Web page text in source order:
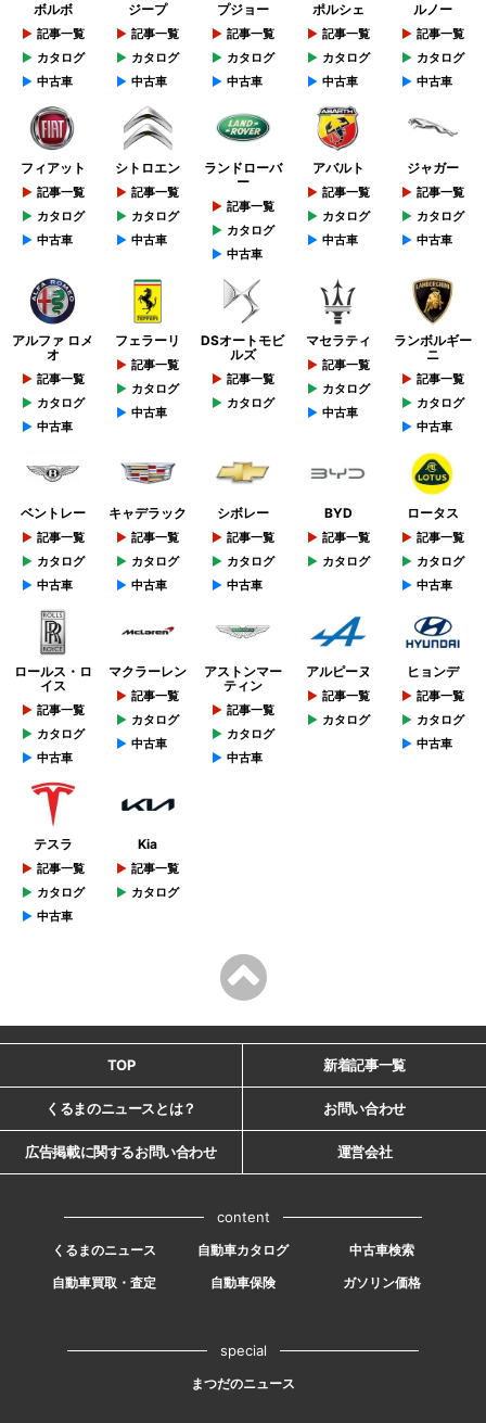
ボルボ
記事一覧
カタログ
中古車
ジープ
記事一覧
カタログ
中古車
プジョー
記事一覧
カタログ
中古車
ポルシェ
記事一覧
カタログ
中古車
ルノー
記事一覧
カタログ
中古車
フィアット
記事一覧
カタログ
中古車
シトロエン
記事一覧
カタログ
中古車
ランドローバ
ー
記事一覧
カタログ
中古車
アバルト
記事一覧
カタログ
中古車
ジャガー
記事一覧
カタログ
中古車
アルファ ロメ
オ
記事一覧
カタログ
中古車
フェラーリ
記事一覧
カタログ
中古車
DSオートモビ
ルズ
記事一覧
カタログ
マセラティ
記事一覧
カタログ
中古車
ランボルギー
ニ
記事一覧
カタログ
中古車
ベントレー
記事一覧
カタログ
中古車
キャデラック
記事一覧
カタログ
中古車
シボレー
記事一覧
カタログ
中古車
BYD
記事一覧
カタログ
ロータス
記事一覧
カタログ
中古車
ロールス・ロ
イス
記事一覧
カタログ
中古車
マクラーレン
記事一覧
カタログ
中古車
アストンマー
ティン
記事一覧
カタログ
中古車
アルピーヌ
記事一覧
カタログ
ヒョンデ
記事一覧
カタログ
中古車
テスラ
記事一覧
カタログ
中古車
Kia
記事一覧
カタログ
TOP 新着記事一覧
くるまのニュースとは？ お問い合わせ
広告掲載に関するお問い合わせ 運営会社
content
くるまのニュース 自動車カタログ
中古車検索
自動車買取・査定
自動車保険 ガソリン価格
special
まつだのニュース